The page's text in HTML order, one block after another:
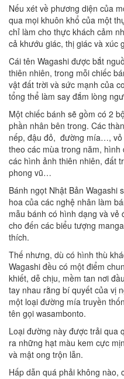
Nếu xét về phương diện của
qua mọi khuôn khổ của một
chỉ làm cho thực khách cảm
cả khướu giác, thị giác và xúc
Cái tên Wagashi được bắt
thiên nhiên, trong mỗi chiếc
vật đất trời và sức mạnh của
tổng thể làm say đắm lòng
Một chiếc bánh sẽ gồm có 2
phần nhân bên trong. Các
nếp, đậu đỏ, đường mía…, vỏ
theo các mùa trong năm,
các hình ảnh thiên nhiên, đất
phong vũ…
Bánh ngọt Nhật Bản Wagashi
hoa của các nghệ nhân làm
mẫu bánh có hình dạng và
cho đến các biểu tượng
thích.
Thế nhưng, dù có hình thù
Wagashi đều có một điểm
khiết, dễ chịu, mềm tan nơi
tay nhau rằng bí quyết của vị
một loại đường mía truyền
tên gọi wasambonto.
Loại đường này được trải qua
ra những hạt màu kem cực
và mật ong trộn lẫn.
Hấp dẫn quá phải không nào,